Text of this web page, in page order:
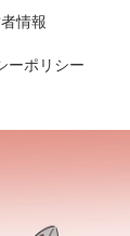
情報
ーポリシー